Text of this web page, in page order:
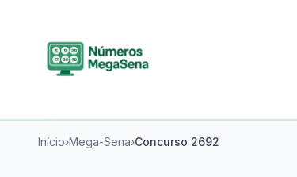
Início›Mega-Sena›Concurso 2692